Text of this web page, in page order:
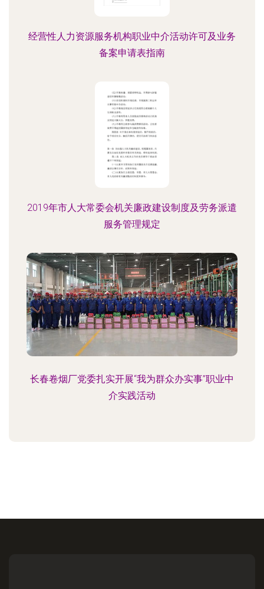
经营性人力资源服务机构职业中介活动许可及业务
备案申请表指南
2019年市人大常委会机关廉政建设制度及劳务派遣
服务管理规定
长春卷烟厂党委扎实开展“我为群众办实事”职业中
介实践活动